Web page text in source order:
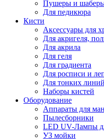
Пушеры и
Для педикюра
Кисти
Аксессуары для
Для акригеля,
Для акрила
Для геля
Для градиента
Для росписи и
Для тонких
Наборы кистей
Оборудование
Аппараты для
Пылесборники
LED UV-Лампы
УЗ мойки